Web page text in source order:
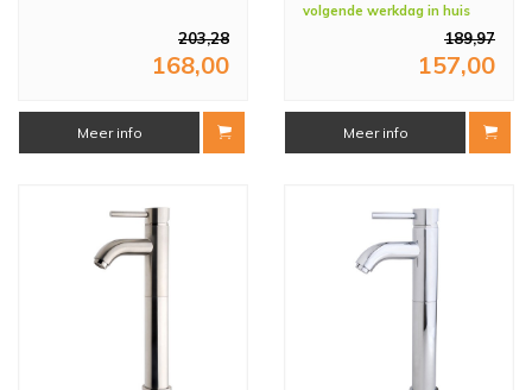
203,28
168,00
Meer info
volgende werkdag in huis
189,97
157,00
Meer info